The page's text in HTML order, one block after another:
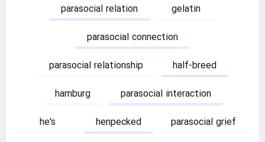
parasocial relation
gelatin
parasocial connection
parasocial relationship
half-breed
hamburg
parasocial interaction
he's
henpecked
parasocial grief